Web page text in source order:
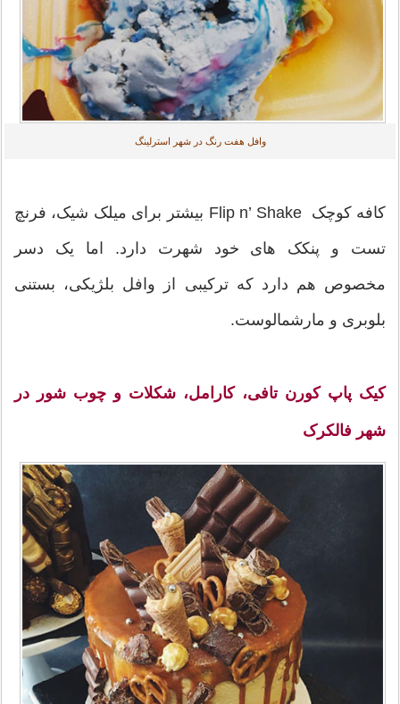
وافل هفت رنگ در شهر استرلینگ
کافه کوچک Flip n’ Shake بیشتر برای میلک شیک، فرنچ
تست و پنکک های خود شهرت دارد. اما یک دسر
مخصوص هم دارد که ترکیبی از وافل بلژیکی، بستنی
بلوبری و مارشمالوست.
کیک پاپ کورن تافی، کارامل، شکلات و چوب شور در
شهر فالکرک